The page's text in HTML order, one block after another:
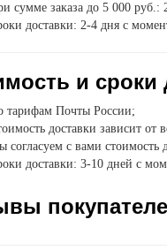
сумме заказа до 5 000 руб.:
доставки: 2-4 дня с
и сроки
тарифам Почты России;
доставки зависит от
согласуем с вами стоимость
доставки: 3-10 дней с